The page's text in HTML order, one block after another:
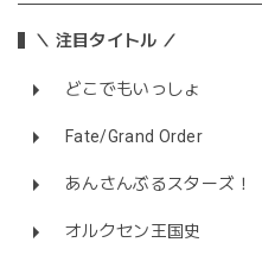
＼ 注目タイトル ／
どこでもいっしょ
Fate/Grand Order
あんさんぶるスターズ！
オルクセン王国史